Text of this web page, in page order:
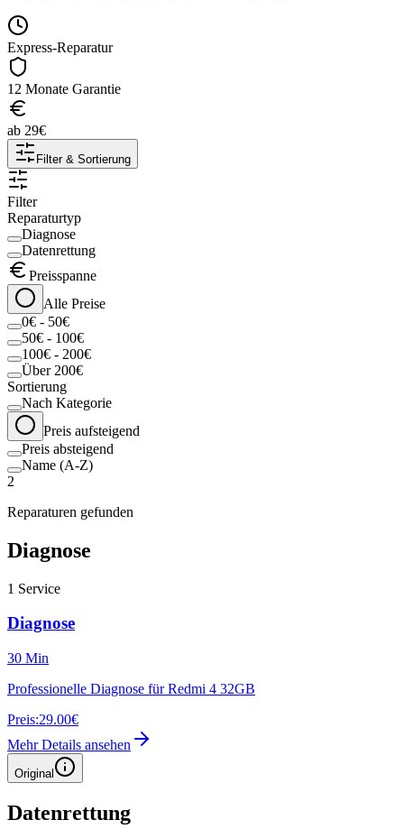
Express-Reparatur
12 Monate Garantie
ab 29€
Filter & Sortierung
Filter
Reparaturtyp
Diagnose
Datenrettung
Preisspanne
Alle Preise
0€ - 50€
50€ - 100€
100€ - 200€
Über 200€
Sortierung
Nach Kategorie
Preis aufsteigend
Preis absteigend
Name (A-Z)
2
Reparaturen gefunden
Diagnose
1 Service
Diagnose
30 Min
Professionelle Diagnose für Redmi 4 32GB
Preis:29.00€
Mehr Details ansehen
Original
Datenrettung